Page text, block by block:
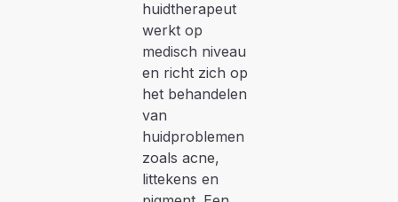
huidtherapeut
werkt op
medisch niveau
en richt zich op
het behandelen
van
huidproblemen
zoals acne,
littekens en